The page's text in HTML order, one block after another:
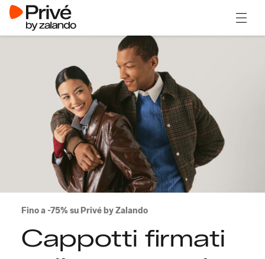
Fino a -75% su Privé by Zalando
Cappotti firmati